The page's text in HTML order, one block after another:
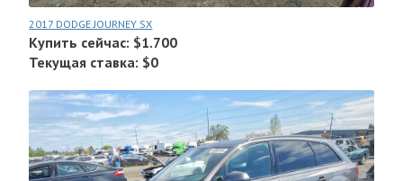
2017 DODGE JOURNEY SX
Купить сейчас: $1.700
Текущая ставка: $0